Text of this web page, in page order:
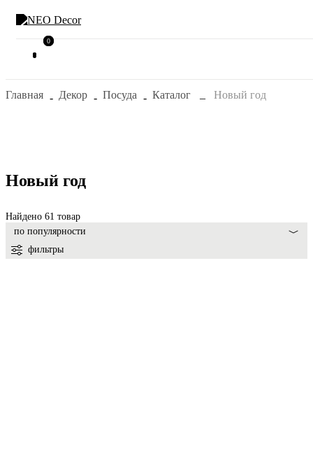
0
0
Главная Декор Посуда Каталог Новый год
Новый год
Найдено 61 товар
по популярности
фильтры